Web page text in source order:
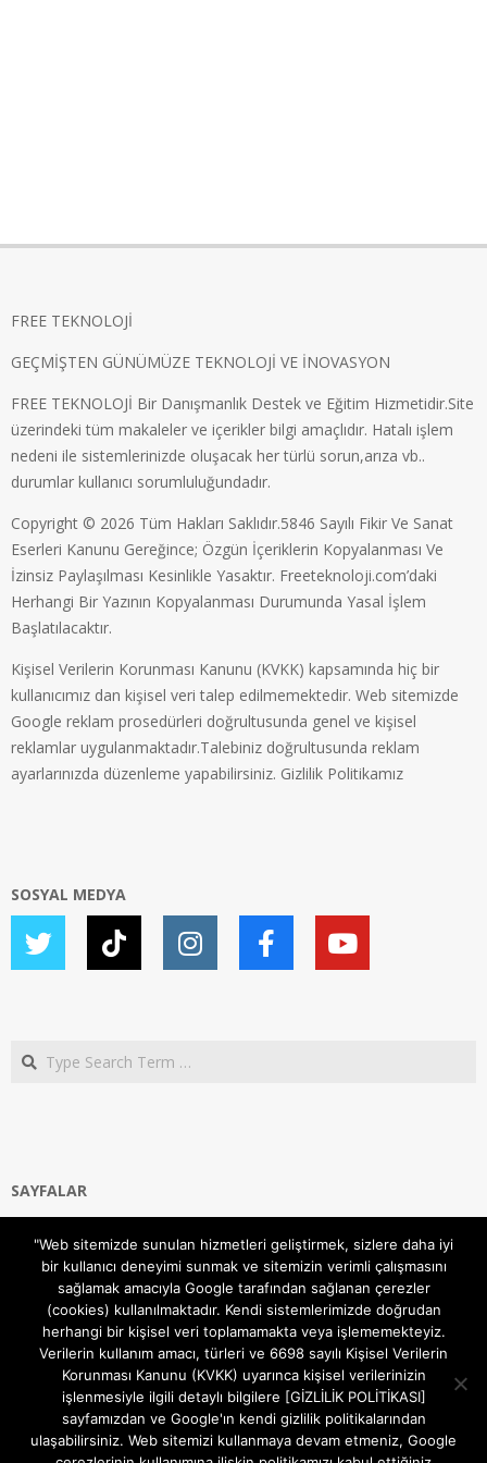
FREE TEKNOLOJİ
GEÇMİŞTEN GÜNÜMÜZE TEKNOLOJİ VE İNOVASYON
FREE TEKNOLOJİ Bir Danışmanlık Destek ve Eğitim Hizmetidir.Site
üzerindeki tüm makaleler ve içerikler bilgi amaçlıdır. Hatalı işlem
nedeni ile sistemlerinizde oluşacak her türlü sorun,arıza vb..
durumlar kullanıcı sorumluluğundadır.
Copyright © 2026 Tüm Hakları Saklıdır.5846 Sayılı Fikir Ve Sanat
Eserleri Kanunu Gereğince; Özgün İçeriklerin Kopyalanması Ve
İzinsiz Paylaşılması Kesinlikle Yasaktır. Freeteknoloji.com’daki
Herhangi Bir Yazının Kopyalanması Durumunda Yasal İşlem
Başlatılacaktır.
Kişisel Verilerin Korunması Kanunu (KVKK) kapsamında hiç bir
kullanıcımız dan kişisel veri talep edilmemektedir. Web sitemizde
Google reklam prosedürleri doğrultusunda genel ve kişisel
reklamlar uygulanmaktadır.Talebiniz doğrultusunda reklam
ayarlarınızda düzenleme yapabilirsiniz. Gizlilik Politikamız
SOSYAL MEDYA
Search
SAYFALAR
Gizlilik ve Çerezler (Cookies) Politikası
Hakkımızda
İletişim Kanalları
MODEM KURULUM
TEKNİK DESTEK
TELEVİZYON SİSTEMLERİ
"Web sitemizde sunulan hizmetleri geliştirmek, sizlere daha iyi
bir kullanıcı deneyimi sunmak ve sitemizin verimli çalışmasını
sağlamak amacıyla Google tarafından sağlanan çerezler
(cookies) kullanılmaktadır. Kendi sistemlerimizde doğrudan
herhangi bir kişisel veri toplamamakta veya işlememekteyiz.
Verilerin kullanım amacı, türleri ve 6698 sayılı Kişisel Verilerin
Korunması Kanunu (KVKK) uyarınca kişisel verilerinizin
işlenmesiyle ilgili detaylı bilgilere [GİZLİLİK POLİTİKASI]
sayfamızdan ve Google'ın kendi gizlilik politikalarından
ulaşabilirsiniz. Web sitemizi kullanmaya devam etmeniz, Google